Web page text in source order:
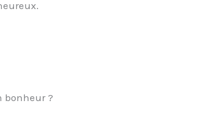
bonheur ?